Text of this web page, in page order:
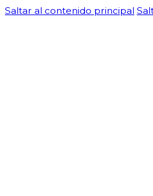
Saltar al contenido principal